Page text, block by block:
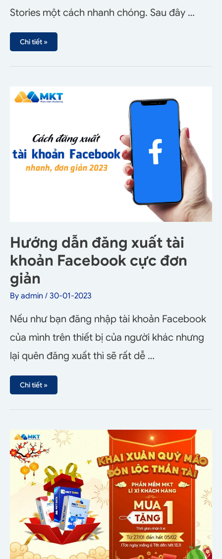
Stories một cách nhanh chóng. Sau đây …
Chi tiết »
Hướng dẫn đăng xuất tài
khoản Facebook cực đơn
giản
By admin / 30-01-2023
Nếu như bạn đăng nhập tài khoản Facebook
của mình trên thiết bị của người khác nhưng
lại quên đăng xuất thì sẽ rất dễ …
Chi tiết »